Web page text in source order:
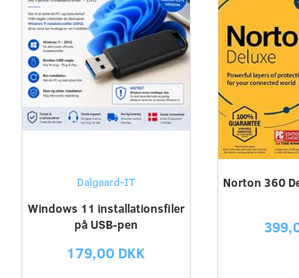
Dalgaard-IT
Windows 11 installationsfiler
på USB-pen
179,00 DKK
Norton 360